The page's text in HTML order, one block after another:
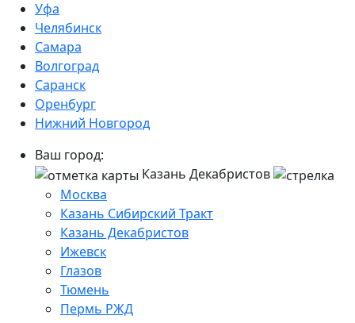
Уфа
Челябинск
Самара
Волгоград
Саранск
Оренбург
Нижний Новгород
Ваш город:
Казань Декабристов
Москва
Казань Сибирский Тракт
Казань Декабристов
Ижевск
Глазов
Тюмень
Пермь РЖД